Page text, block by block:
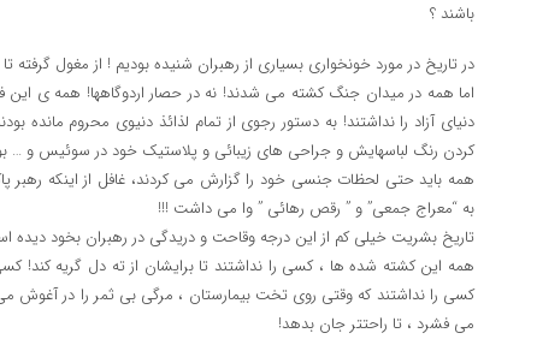
باشند ؟
در تاریخ در مورد خونخواری بسیاری از رهبران شنیده بودیم ! از مغول گرفته
اما همه در میدان جنگ کشته می شدند! نه در حصار اردوگاهها! همه ی این
دنیای آزاد را نداشتند! به دستور رجوی از تمام لذائذ دنیوی محروم مانده
کردن رنگ لباسهایش و جراحی های زیبائی و پلاستیک خود در سوئیس و …
به “معراج جمعی” و ” رقص رهائی ” وا می داشت !!!
تاریخ بشریت خیلی کم از این درجه وقاحت و دریدگی در رهبران بخود دیده
همه این کشته شده ها ، کسی را نداشتند تا برایشان از ته دل گریه کند!
کسی را نداشتند که وقتی روی تخت بیمارستان ، مرگی بی ثمر را در آغوش
می فشرد ، تا راحتتر جان بدهد!